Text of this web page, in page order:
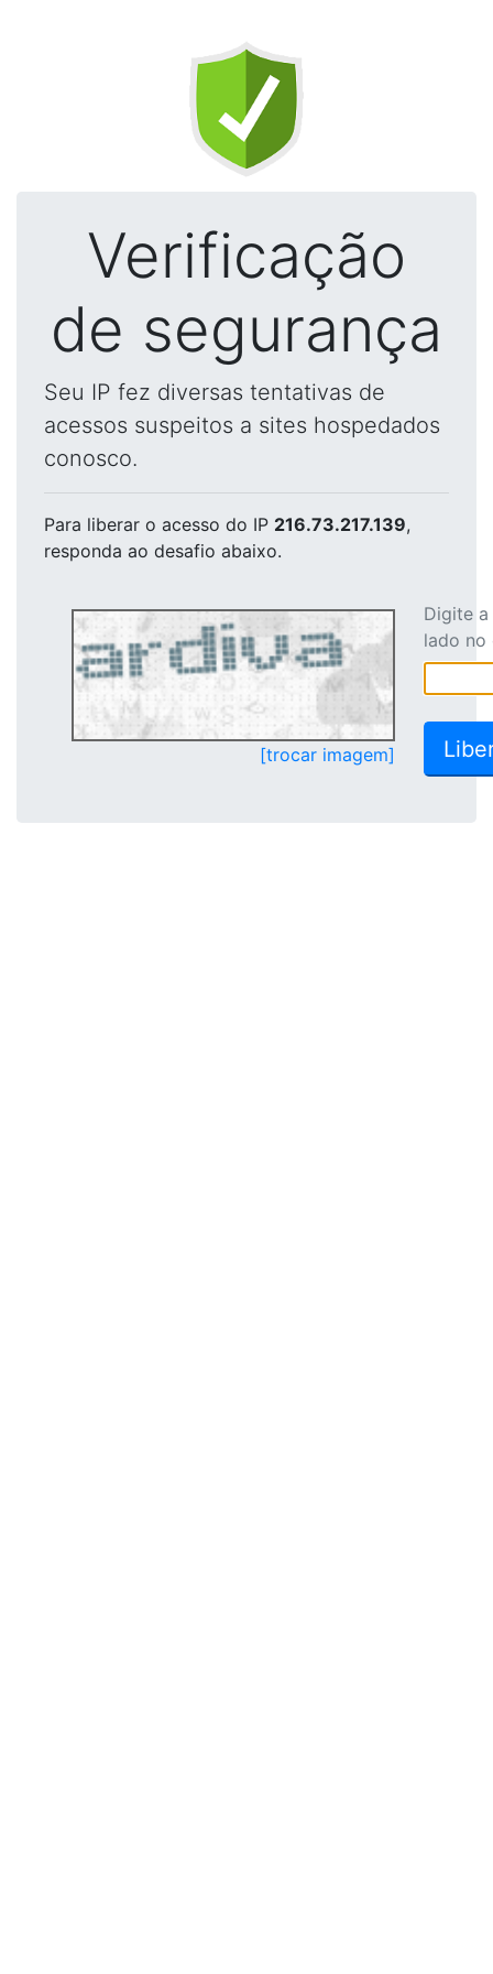
Verificação
de segurança
Seu IP fez diversas tentativas de
acessos suspeitos a sites hospedados
conosco.
Para liberar o acesso do IP 216.73.217.139,
responda ao desafio abaixo.
[trocar imagem]
Digite
lado no